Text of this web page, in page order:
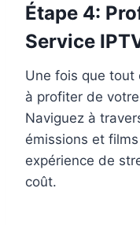
Étape 4:
Service
Une fois que tout
à profiter de
Naviguez à
émissions et
expérience de
coût.